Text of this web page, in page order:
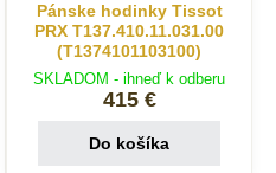
Pánske hodinky Tissot
PRX T137.410.11.031.00
(T1374101103100)
SKLADOM - ihneď k odberu
415 €
Do košíka